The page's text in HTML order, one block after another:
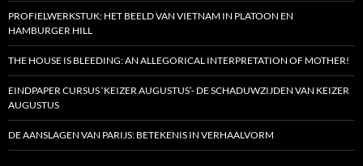
PROFIELWERKSTUK: HET BEELD VAN VIETNAM IN PLATOON EN
HAMBURGER HILL
THE HOUSE IS BLEEDING: AN ALLEGORICAL INTERPRETATION OF MOTHER!
EINDPAPER CURSUS ‘KEIZER AUGUSTUS’- DE SCHADUWZIJDEN VAN KEIZER
AUGUSTUS
DE AANSLAGEN VAN PARIJS: BETEKENIS IN VERHAALVORM